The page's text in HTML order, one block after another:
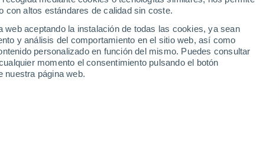
con altos estándares de calidad sin coste.
aceptando la instalación de todas las cookies, ya sean
y análisis del comportamiento en el sitio web, así como
personalizado en función del mismo. Puedes consultar
momento el consentimiento pulsando el botón
nuestra página web.
TEMPERATURA
2M
GEOP. 850 HPA |
GEOP. 500 HPA |
VIENTO 10M |